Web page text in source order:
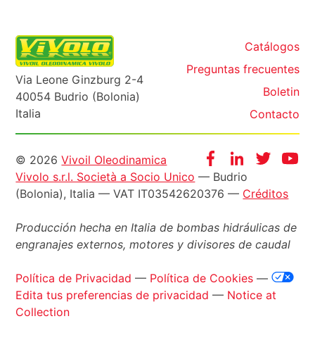
Via Leone Ginzburg 2-4
40054 Budrio (Bolonia)
Italia
Catálogos
Preguntas frecuentes
Boletin
Contacto
FacebookInstagram
Twitter
Informazioni
legali
© 2026Vivoil Oleodinamica
Vivolo s.r.l. Società a Socio Unico — Budrio
(Bolonia), Italia — VAT IT03542620376 — Créditos
Producción hecha en Italia de bombas hidráulicas de
engranajes externos, motores y divisores de caudal
Política de Privacidad — Política de Cookies —
Edita tus preferencias de privacidad — Notice at
Collection